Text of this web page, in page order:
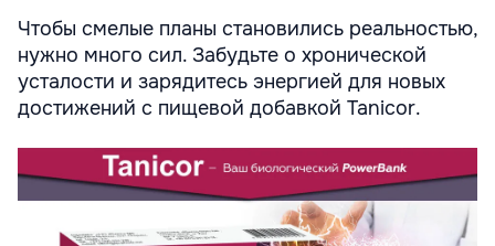
Чтобы смелые планы становились реальностью,
нужно много сил. Забудьте о хронической
усталости и зарядитесь энергией для новых
достижений с пищевой добавкой Tanicor.